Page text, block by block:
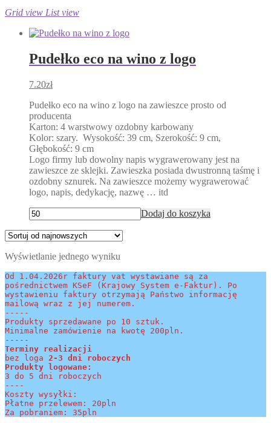
Grid view List view
Pudełko eco na wino z logo
7.20zł
Pudełko eco na wino z logo na zawieszce prosto od
producenta
Karton: 4 warstwowy ozdobny karbowany
Kolor: szary. Wysokość: 39 cm, Szerokość: 9 cm,
Głębokość: 9 cm
Logo firmy lub dowolny napis wygrawerowany jest na
zawieszce ze sklejki. Zawieszka posiada dwustronną taśmę i
ozdobny sznurek. Na zawieszce możemy wygrawerować
logo, napis, dedykację, nazwę … itd
Dodaj do koszyka
Wyświetlanie jednego wyniku
Od 1.04.2026r faktury vat wystawiane są za
pośrednictwem KSeF (Krajowy System e-Faktur). Po
wystawieniu faktury otrzymają Państwo informację
mailową wraz z jej numerem.
-----
Produkty sprzedawane po 10 sztuk.
Minimalne zamówienie na kwotę 200pln.
-----
Terminy realizacji
bez loga 2-3 dni roboczych
Produkty logowane:
3 do 5 dni roboczych
----
Koszty wysyłki:
Płatne przelewem: 20pln
Za pobraniem: 35pln